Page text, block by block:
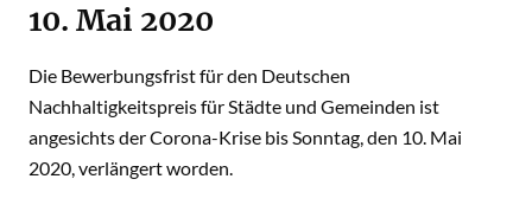
10. Mai 2020
Die Bewerbungsfrist für den Deutschen
Nachhaltigkeitspreis für Städte und Gemeinden ist
angesichts der Corona-Krise bis Sonntag, den 10. Mai
2020, verlängert worden.